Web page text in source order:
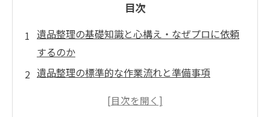
目次
遺品整理の基礎知識と心構え・なぜプロに依頼
するのか
遺品整理の標準的な作業流れと準備事項
遺品整理の費用相場・内訳と料金を安く抑える